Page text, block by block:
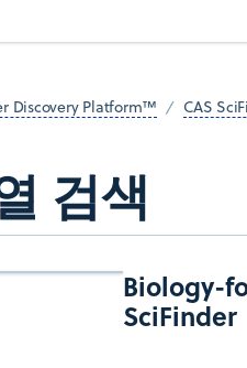
Discovery Platform™ CAS
검색
Biology-
SciFinder